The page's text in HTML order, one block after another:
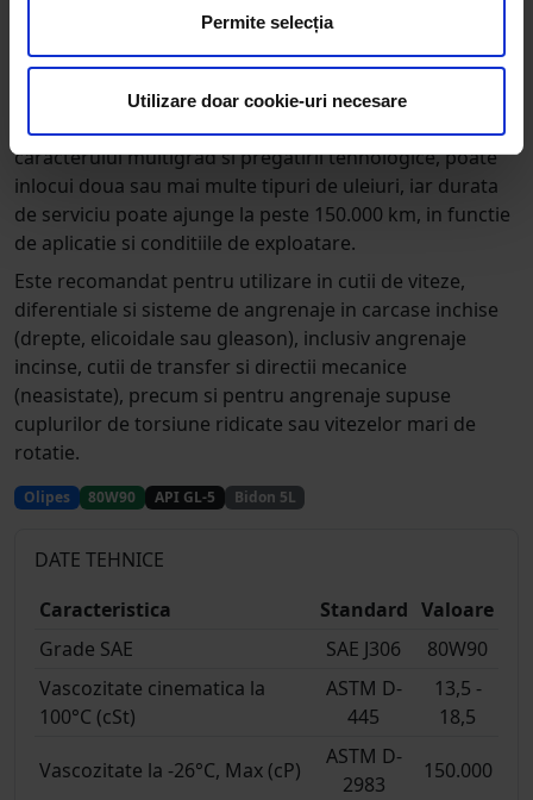
Permite selecția
Utilizare doar cookie-uri necesare
Ofera rezistenta excelenta la degradare termica si
protectie superioara impotriva uzurii, contribuind la
formarea redusa a depozitelor si la mentinerea
angrenajelor in conditii cat mai curate. Datorita
caracterului multigrad si pregatirii tehnologice, poate
inlocui doua sau mai multe tipuri de uleiuri, iar durata
de serviciu poate ajunge la peste 150.000 km, in functie
de aplicatie si conditiile de exploatare.
Este recomandat pentru utilizare in cutii de viteze,
diferentiale si sisteme de angrenaje in carcase inchise
(drepte, elicoidale sau gleason), inclusiv angrenaje
incinse, cutii de transfer si directii mecanice
(neasistate), precum si pentru angrenaje supuse
cuplurilor de torsiune ridicate sau vitezelor mari de
rotatie.
Olipes 80W90 API GL-5 Bidon 5L
DATE TEHNICE
Caracteristica
Standard Valoare
Grade SAE
SAE J306
80W90
Vascozitate cinematica la
100°C (cSt)
ASTM D-
445
13,5 -
18,5
Vascozitate la -26°C, Max (cP)
ASTM D-
2983
150.000